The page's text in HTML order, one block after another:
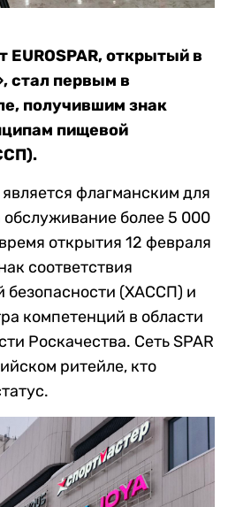
открытый в
стал первым в
получившим знак
пищевой
флагманским для
обслуживание более 5 000
открытия 12 февраля
соответствия
(ХАССП) и
компетенций в области
Роскачества. Сеть SPAR
ритейле, кто